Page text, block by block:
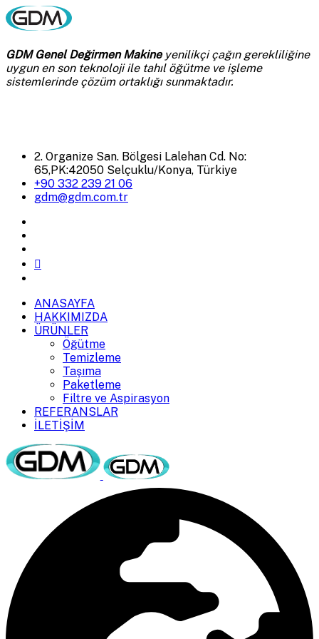
GDM Genel Değirmen Makineyenilikçi çağın gerekliliğine
uygun en son teknoloji ile tahıl öğütme ve işleme
sistemlerinde çözüm ortaklığı sunmaktadır.
2. Organize San. Bölgesi Lalehan Cd. No:
65,PK:42050 Selçuklu/Konya, Türkiye
+90 332 239 21 06
gdm@gdm.com.tr
ANASAYFA
HAKKIMIZDA
ÜRÜNLER
Öğütme
Temizleme
Taşıma
Paketleme
Filtre ve Aspirasyon
REFERANSLAR
İLETİŞİM